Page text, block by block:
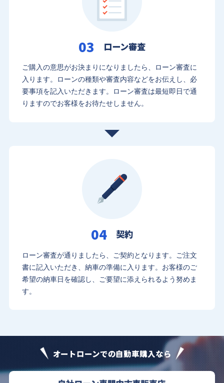
03 ローン審査
ご購入の意思がお決まりになりましたら、ローン審査に
入ります。
ローンの種類や審査内容などをお伝えし、必
要事項を記入いただきます。
ローン審査は最短即日で通
りますのでお客様をお待たせしません。
04 契約
ローン審査が通りましたら、ご契約となります。
ご注文
書に記入いただき、納車の準備に入ります。 お客様のご
希望の納車日を確認し、ご要望に添えられるよう努めま
す。
オートローンでの自動車購入なら